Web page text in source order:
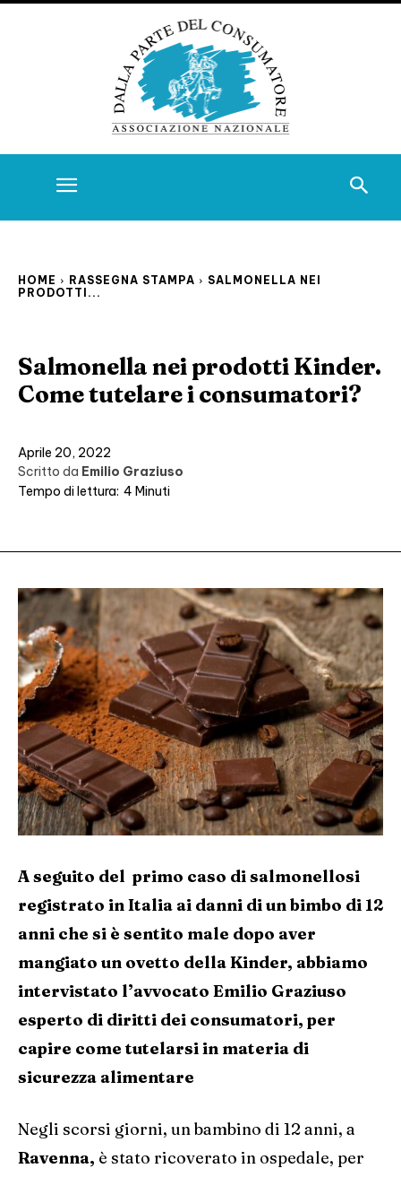
HOME RASSEGNA STAMPA
SALMONELLA NEI
PRODOTTI...
Salmonella nei prodotti Kinder.
Come tutelare i consumatori?
Aprile 20, 2022
Scritto da Emilio Graziuso
Tempo di lettura: 4 Minuti
A seguito del primo caso di salmonellosi
registrato in Italia ai danni di un bimbo di 12
anni che si è sentito male dopo aver
mangiato un ovetto della Kinder, abbiamo
intervistato l’avvocato Emilio Graziuso
esperto di diritti dei consumatori, per
capire come tutelarsi in materia di
sicurezza alimentare
Negli scorsi giorni, un bambino di 12 anni, a
Ravenna, è stato ricoverato in ospedale, per